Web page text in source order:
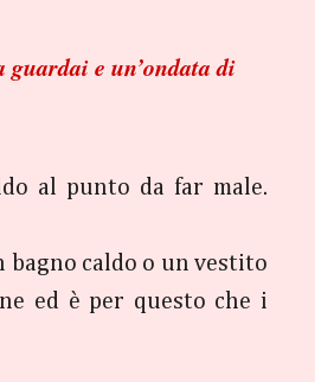
e un’ondata di
al punto da far male.
bagno caldo o un vestito
ed è per questo che i